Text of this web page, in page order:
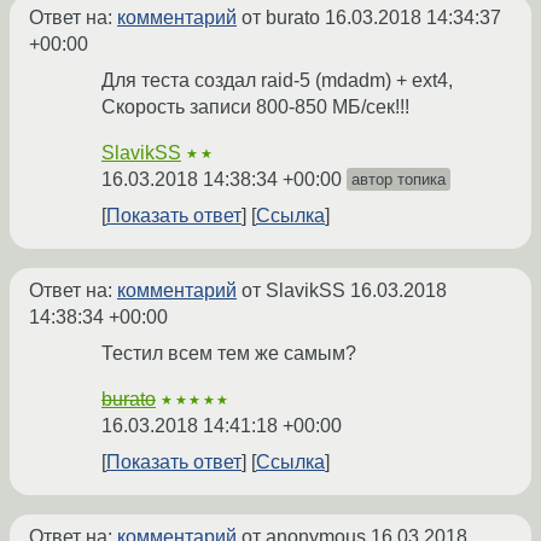
Ответ на: комментарий от burato 16.03.2018 14:34:37
+00:00
Для теста создал raid-5 (mdadm) + ext4,
Скорость записи 800-850 МБ/сек!!!
SlavikSS ★★
16.03.2018 14:38:34 +00:00 автор топика
Показать ответ Ссылка
Ответ на: комментарий от SlavikSS 16.03.2018
14:38:34 +00:00
Тестил всем тем же самым?
burato ★★★★★
16.03.2018 14:41:18 +00:00
Показать ответ
Ссылка